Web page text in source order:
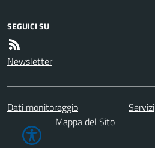
SEGUICI SU
Newsletter
Dati monitoraggio Servizi
Mappa del Sito